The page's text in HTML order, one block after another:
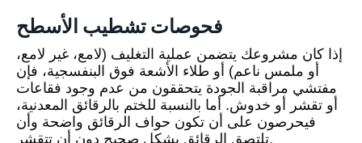
فحوصات تشطيب الأسطح
إذا كان مشروعك يتضمن عملية التغليف (لامع، غير لامع،
أو ملمس ناعم) أو طلاء الأشعة فوق البنفسجية، فإن
مفتشي مراقبة الجودة يتحققون من عدم وجود فقاعات
أو تقشر أو خدوش. أما بالنسبة للختم بالرقائق المعدنية،
فيحرصون على أن تكون حواف الرقائق واضحة وأن
تلتصق الرقائق بشكل صحيح دون أن تتقشر.